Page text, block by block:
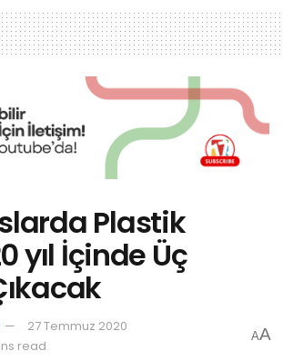
Plastik
yıl İçinde Üç
27 Temmuz 2020
read
AA